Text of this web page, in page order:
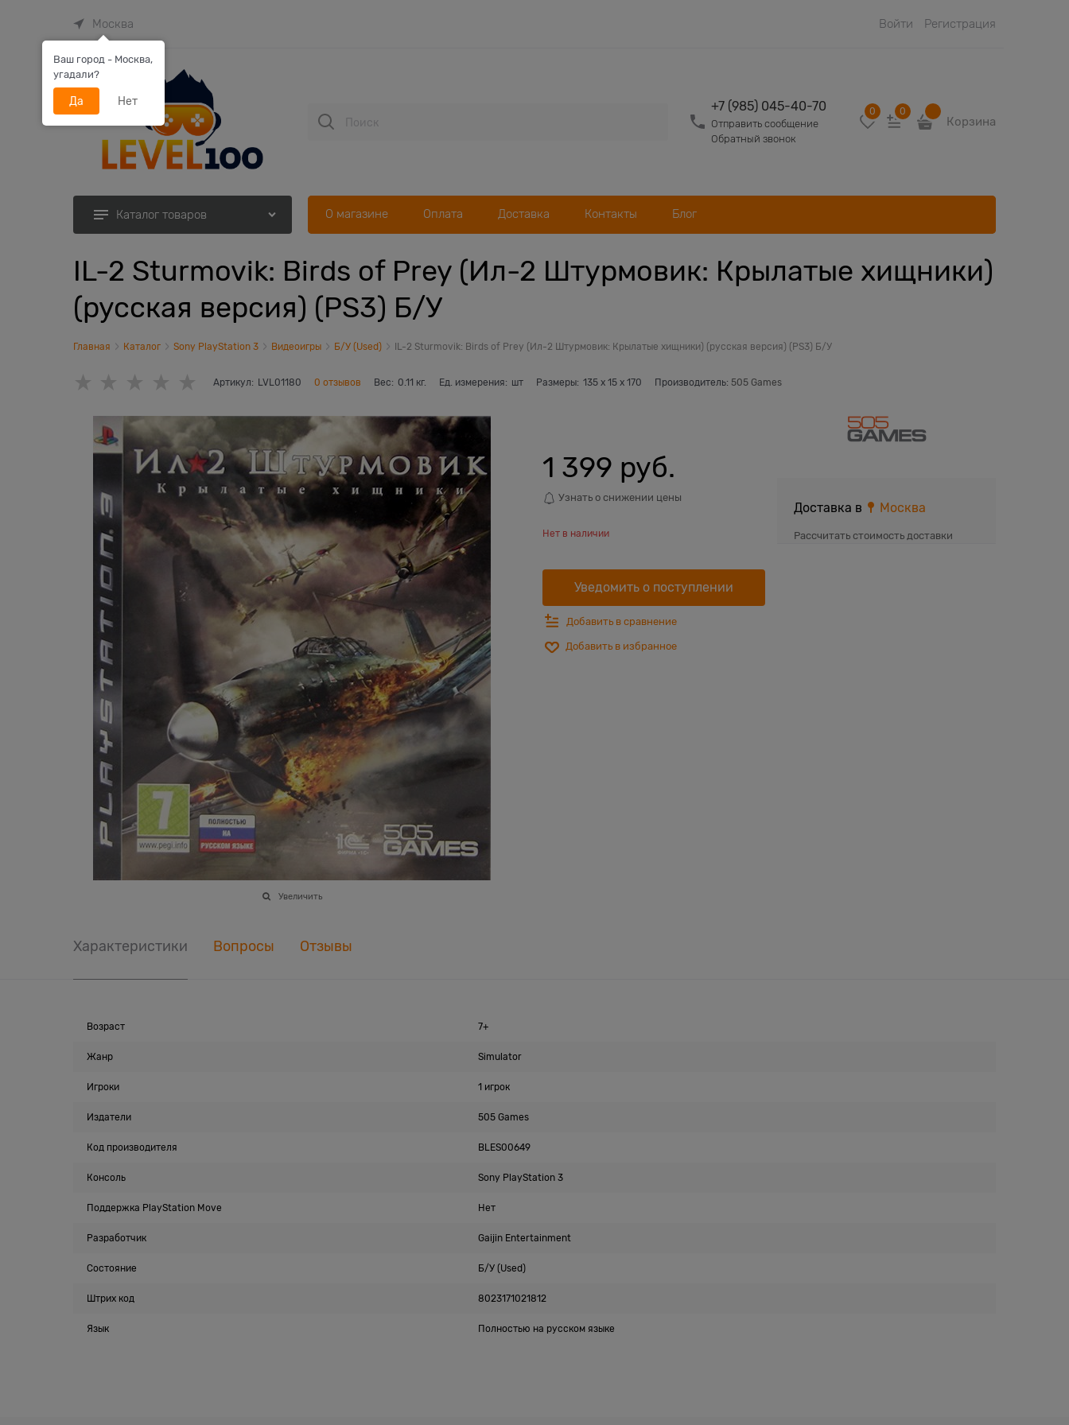
Москва Войти Регистрация
+7 (985) 045-40-70
Отправить сообщение
Обратный звонок
0 0
Корзина
Каталог товаров О магазине Оплата Доставка Контакты Блог
IL-2 Sturmovik: Birds of Prey (Ил-2 Штурмовик: Крылатые хищники)
(русская версия) (PS3) Б/У
Главная Каталог Sony PlayStation 3 Видеоигры Б/У (Used) IL-2 Sturmovik: Birds of Prey (Ил-2 Штурмовик: Крылатые хищники) (русская версия) (PS3) Б/У
Артикул: LVL01180 0 отзывов Вес: 0.11 кг. Ед. измерения: шт Размеры: 135x 15x 170 Производитель: 505 Games
Увеличить
1 399 руб.
Узнать о снижении цены
Нет в наличии
Уведомить о поступлении
Добавить в сравнение
Добавить в избранное
Доставка в Москва
Рассчитать стоимость доставки
Характеристики Вопросы Отзывы
Возраст 7+
Жанр Simulator
Игроки 1 игрок
Издатели 505 Games
Код производителя BLES00649
Консоль Sony PlayStation 3
Поддержка PlayStation Move Нет
Разработчик Gaijin Entertainment
Состояние Б/У (Used)
Штрих код 8023171021812
Язык Полностью на русском языке
Ваш город - Москва,
угадали?
Да Нет